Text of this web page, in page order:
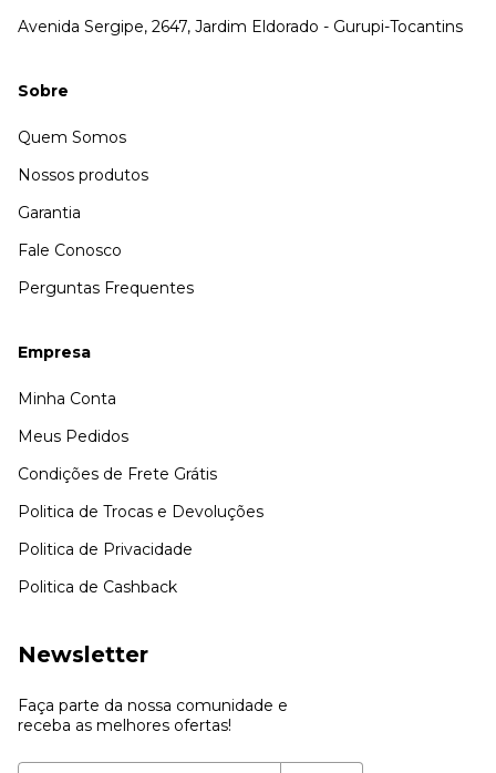
Avenida Sergipe, 2647, Jardim Eldorado - Gurupi-Tocantins
Sobre
Quem Somos
Nossos produtos
Garantia
Fale Conosco
Perguntas Frequentes
Empresa
Minha Conta
Meus Pedidos
Condições de Frete Grátis
Politica de Trocas e Devoluções
Politica de Privacidade
Politica de Cashback
Newsletter
Faça parte da nossa comunidade e
receba as melhores ofertas!